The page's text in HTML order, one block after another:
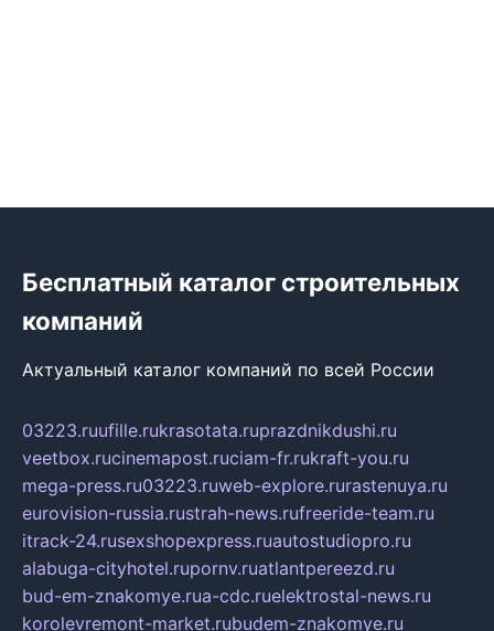
Бесплатный каталог строительных
компаний
Актуальный каталог компаний по всей России
03223.ruufille.rukrasotata.ruprazdnikdushi.ru
veetbox.rucinemapost.ruciam-fr.rukraft-you.ru
mega-press.ru03223.ruweb-explore.rurastenuya.ru
eurovision-russia.rustrah-news.rufreeride-team.ru
itrack-24.rusexshopexpress.ruautostudiopro.ru
alabuga-cityhotel.rupornv.ruatlantpereezd.ru
bud-em-znakomye.rua-cdc.ruelektrostal-news.ru
korolevremont-market.rubudem-znakomye.ru